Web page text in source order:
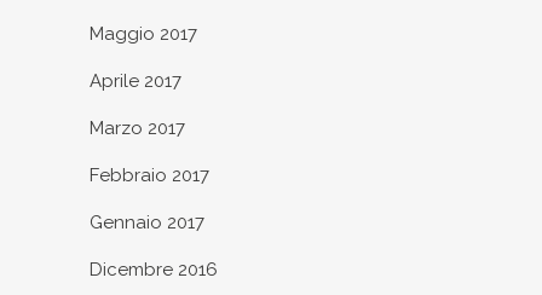
Maggio 2017
Aprile 2017
Marzo 2017
Febbraio 2017
Gennaio 2017
Dicembre 2016